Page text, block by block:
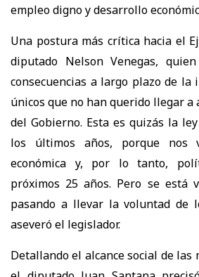
empleo digno y desarrollo
Una postura más crítica hacia el
diputado Nelson Venegas,
consecuencias a largo plazo de la
únicos que no han querido llegar a
del Gobierno. Esta es quizás la
los últimos años, porque nos
económica y, por lo tanto,
próximos 25 años. Pero se está
pasando a llevar la voluntad de
aseveró el legislador.
Detallando el alcance social de las